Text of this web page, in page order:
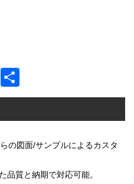
LinkedIn
の図面/サンプルによるカスタ
品質と納期で対応可能。